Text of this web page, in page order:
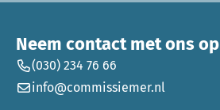
Neem contact met ons op
(030) 234 76 66
info@commissiemer.nl